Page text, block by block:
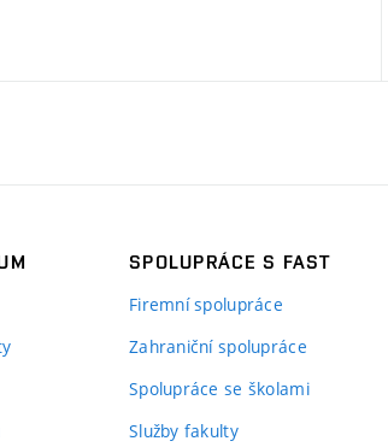
SPOLUPRÁCE S FAST
Firemní spolupráce
Zahraniční spolupráce
Spolupráce se školami
Služby fakulty